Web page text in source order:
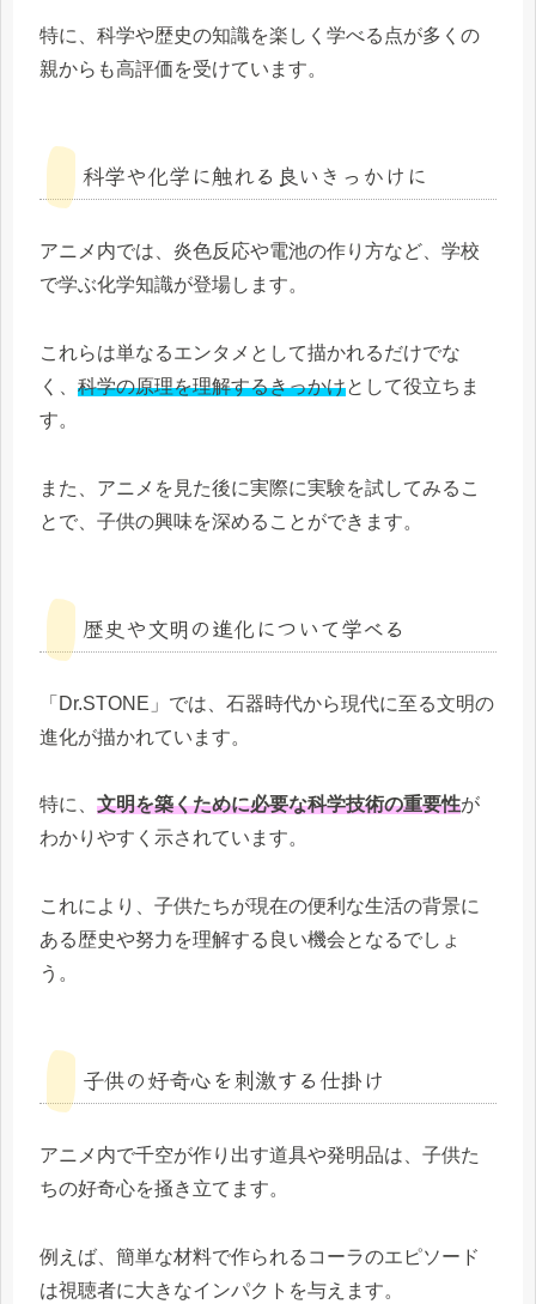
特に、科学や歴史の知識を楽しく学べる点が多くの
親からも高評価を受けています。
科学や化学に触れる良いきっかけに
アニメ内では、炎色反応や電池の作り方など、学校
で学ぶ化学知識が登場します。
これらは単なるエンタメとして描かれるだけでな
く、 科学の原理を理解するきっかけとして役立ちま
す。
また、アニメを見た後に実際に実験を試してみるこ
とで、子供の興味を深めることができます。
歴史や文明の進化について学べる
「Dr.STONE」では、石器時代から現代に至る文明の
進化が描かれています。
特に、 文明を築くために必要な科学技術の重要性が
わかりやすく示されています。
これにより、子供たちが現在の便利な生活の背景に
ある歴史や努力を理解する良い機会となるでしょ
う。
子供の好奇心を刺激する仕掛け
アニメ内で千空が作り出す道具や発明品は、子供た
ちの好奇心を掻き立てます。
例えば、簡単な材料で作られるコーラのエピソード
は視聴者に大きなインパクトを与えます。